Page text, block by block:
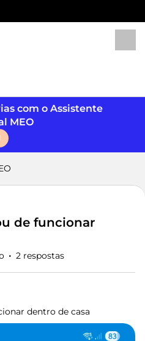
com o Assistente
MEO
de funcionar
2 respostas
dentro de casa